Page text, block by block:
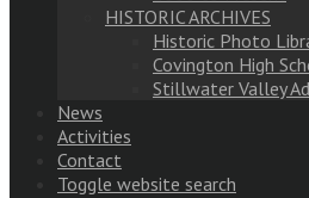
HISTORIC ARCHIVES
Historic Photo
Covington High
Stillwater Valley
News
Activities
Contact
Toggle website search